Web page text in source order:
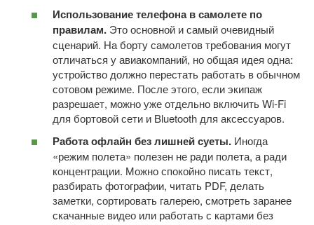
Использование телефона в самолете по
правилам. Это основной и самый очевидный
сценарий. На борту самолетов требования могут
отличаться у авиакомпаний, но общая идея одна:
устройство должно перестать работать в обычном
сотовом режиме. После этого, если экипаж
разрешает, можно уже отдельно включить Wi-Fi
для бортовой сети и Bluetooth для аксессуаров.
Работа офлайн без лишней суеты. Иногда
«режим полета» полезен не ради полета, а ради
концентрации. Можно спокойно писать текст,
разбирать фотографии, читать PDF, делать
заметки, сортировать галерею, смотреть заранее
скачанные видео или работать с картами без